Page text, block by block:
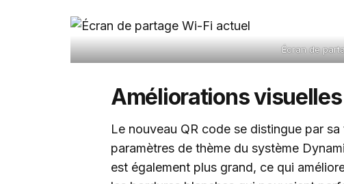
Écran de
Améliorations
Le nouveau QR code se distingue par
paramètres de thème du système
est également plus grand, ce qui